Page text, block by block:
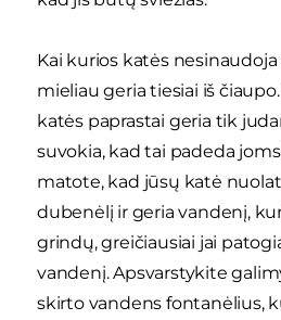
Kai kurios katės
mieliau geria tiesiai iš
katės paprastai geria tik
suvokia, kad tai padeda
matote, kad jūsų katė
dubenėlį ir geria vandenį,
grindų, greičiausiai jai
vandenį. Apsvarstykite
skirto vandens fontanėlius,